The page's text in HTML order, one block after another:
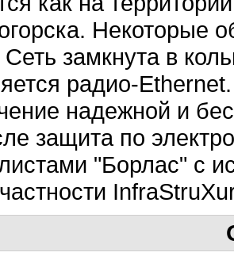
Некоторые
Сеть замкнута в
радио-Ethernet
надежной и
защита по
"Борлас" с